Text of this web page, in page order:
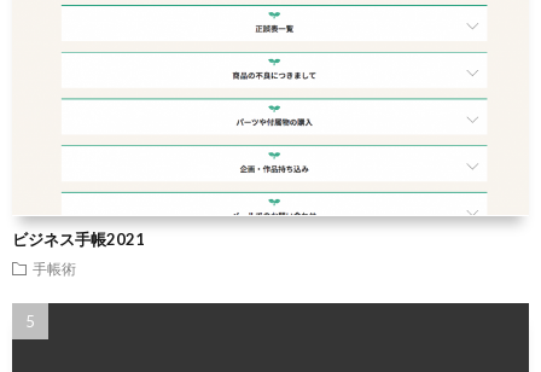
ビジネス手帳2021
手帳術